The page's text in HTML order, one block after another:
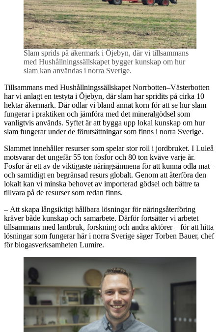
Slam sprids på åkermark i Öjebyn, där vi tillsammans
med Hushållningssällskapet bygger kunskap om hur
slam kan användas i norra Sverige.
Tillsammans med Hushållningssällskapet Norrbotten–Västerbotten
har vi anlagt en testyta i Öjebyn, där slam har spridits på cirka 10
hektar åkermark. Där odlar vi bland annat korn för att se hur slam
fungerar i praktiken och jämföra med det mineralgödsel som
vanligtvis används. Syftet är att bygga upp lokal kunskap om hur
slam fungerar under de förutsättningar som finns i norra Sverige.
Slammet innehåller resurser som spelar stor roll i jordbruket. I Luleå
motsvarar det ungefär 55 ton fosfor och 80 ton kväve varje år.
Fosfor är ett av de viktigaste näringsämnena för att kunna odla mat –
och samtidigt en begränsad resurs globalt. Genom att återföra den
lokalt kan vi minska behovet av importerad gödsel och bättre ta
tillvara på de resurser som redan finns.
– Att skapa långsiktigt hållbara lösningar för näringsåterföring
kräver både kunskap och samarbete. Därför fortsätter vi arbetet
tillsammans med lantbruk, forskning och andra aktörer – för att hitta
lösningar som fungerar här i norra Sverige säger Torben Bauer, chef
för biogasverksamheten Lumire.